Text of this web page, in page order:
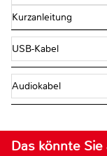
Kurzanleitung
USB-Kabel
Audiokabel
Das könnte